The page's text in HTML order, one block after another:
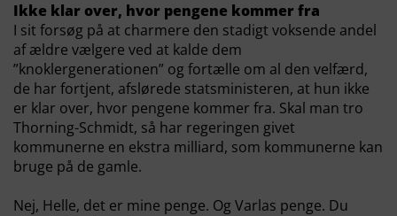
Ikke klar over, hvor pengene kommer fra
I sit forsøg på at charmere den stadigt voksende andel
af ældre vælgere ved at kalde dem
”knoklergenerationen” og fortælle om al den velfærd,
de har fortjent, afslørede statsministeren, at hun ikke
er klar over, hvor pengene kommer fra. Skal man tro
Thorning-Schmidt, så har regeringen givet
kommunerne en ekstra milliard, som kommunerne kan
bruge på de gamle.
Nej, Helle, det er mine penge. Og Varlas penge. Du